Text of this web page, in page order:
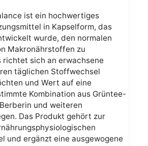
ist ein hochwertiges
in Kapselform, das
wurde, den normalen
Makronährstoffen zu
richtet sich an erwachsene
täglichen Stoffwechsel
und Wert auf eine
Kombination aus Grüntee-
und weiteren
Das Produkt gehört zur
und ergänzt eine ausgewogene